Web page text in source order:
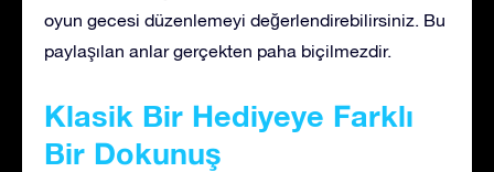
oyun gecesi düzenlemeyi değerlendirebilirsiniz. Bu
paylaşılan anlar gerçekten paha biçilmezdir.
Klasik Bir Hediyeye Farklı
Bir Dokunuş